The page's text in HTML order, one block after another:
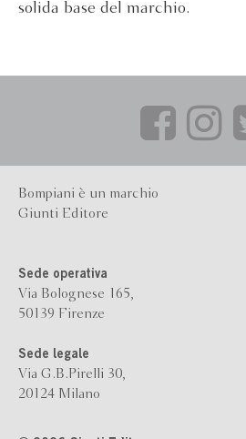
solida base del marchio.
Bompiani è un marchio
Giunti Editore
Sede operativa
Via Bolognese 165,
50139 Firenze
Sede legale
Via G.B.Pirelli 30,
20124 Milano